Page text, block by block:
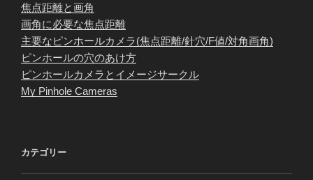
焦点距離と画角
画角に必要な焦点距離
主要なピンホールカメラ(焦点距離/針穴/F値/対角画角)
ピンホールの穴のあけ方
ピンホールカメラとイメージサークル
My Pinhole Cameras
カテゴリー